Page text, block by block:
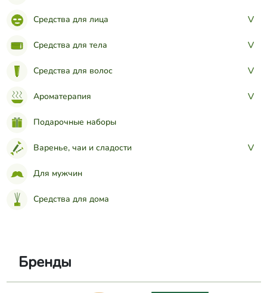
Средства для лица >
Средства для тела >
Средства для волос >
Ароматерапия >
Подарочные наборы
Варенье, чаи и сладости >
Для мужчин
Средства для дома
Бренды